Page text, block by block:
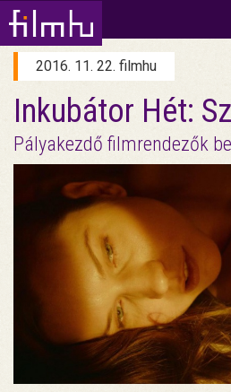
2016. 11. 22. filmhu
Inkubátor Hét:
Pályakezdő filmrendezők